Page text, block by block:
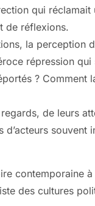
qui
de réflexions.
la perception
répression qui
? Comment
de leurs
contemporaine
des cultures